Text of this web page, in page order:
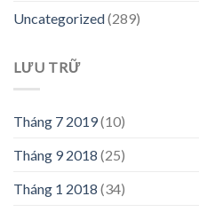
Uncategorized(289)
LƯU TRỮ
Tháng 7 2019(10)
Tháng 9 2018 (25)
Tháng 1 2018 (34)